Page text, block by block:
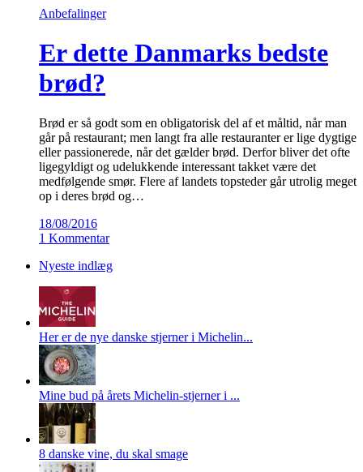
Anbefalinger
Er dette Danmarks bedste
brød?
Brød er så godt som en obligatorisk del af et måltid, når man
går på restaurant; men langt fra alle restauranter er lige dygtige
eller passionerede, når det gælder brød. Derfor bliver det ofte
ligegyldigt og udelukkende interessant takket være det
medfølgende smør. Flere af landets topsteder går utrolig meget
op i deres brød og…
18/08/2016
1 Kommentar
Nyeste indlæg
Her er de nye danske stjerner i Michelin...
Mine bud på årets Michelin-stjerner i ...
8 danske vine, du skal smage